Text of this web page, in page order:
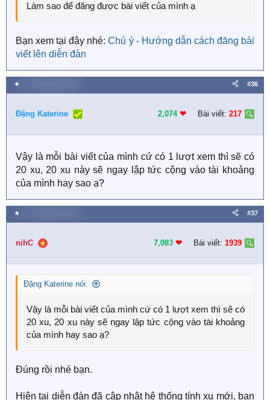
Làm sao để đăng được bài viết của mình ạ
Bạn xem tại đây nhé:Chú ý - Hướng dẫn cách đăng bài
viết lên diễn đàn
★ #36
Đặng Katerine 2,074 ❤︎ Bài viết: 217
Vậy là mỗi bài viết của mình cứ có 1 lượt xem thì sẽ có
20 xu, 20 xu này sẽ ngay lập tức cộng vào tài khoảng
của mình hay sao ạ?
★ #37
nihC 7,083 ❤︎ Bài viết: 1939
Đặng Katerine nói:
Vậy là mỗi bài viết của mình cứ có 1 lượt xem thì sẽ có
20 xu, 20 xu này sẽ ngay lập tức cộng vào tài khoảng
của mình hay sao ạ?
Đúng rồi nhé bạn.
Hiện tại diễn đàn đã cập nhật hệ thống tính xu mới, bạn